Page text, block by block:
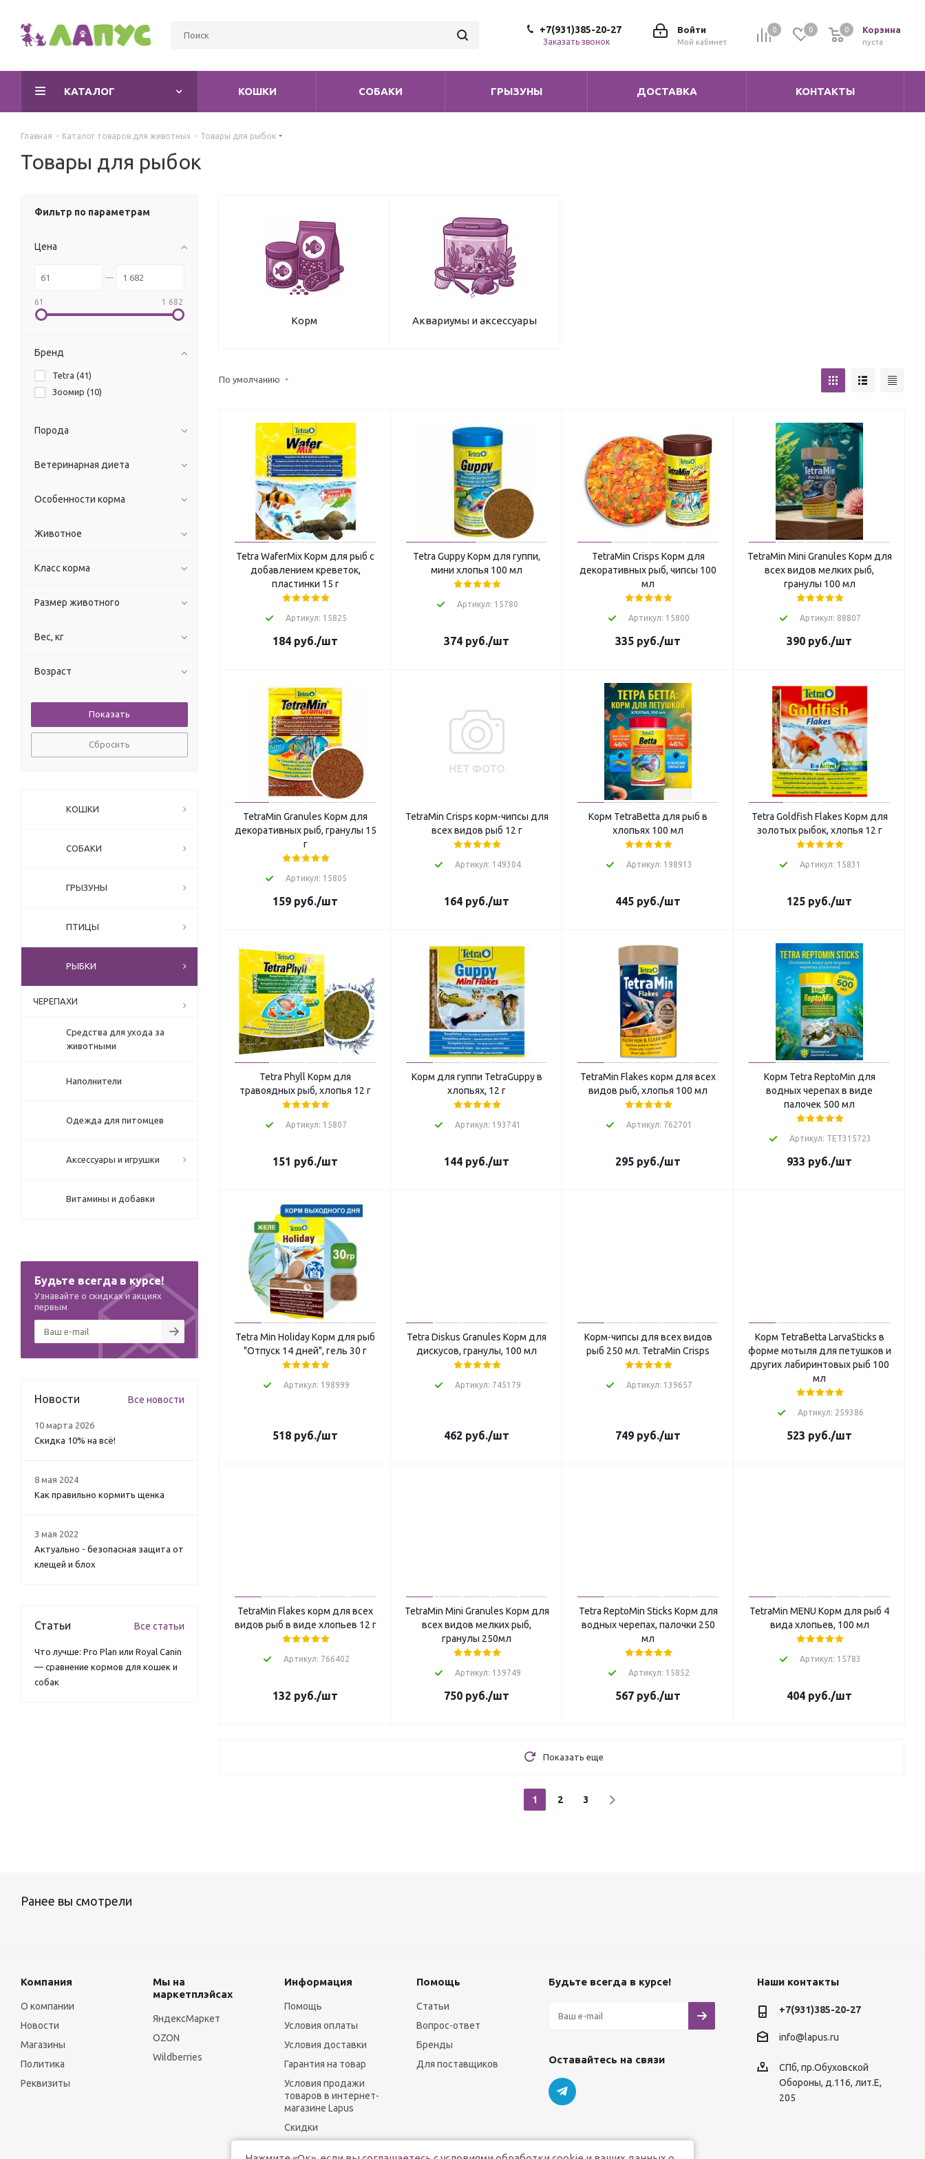
0 0 Корзина
0
пуста
0
Войти
Мой кабинет
+7(931)385-20-27
Заказать звонок
КАТАЛОГ КОШКИ СОБАКИ ГРЫЗУНЫ ДОСТАВКА КОНТАКТЫ
Главная - Каталог товаров для животных - Товары для рыбок
Товары для рыбок
Корм Аквариумы и аксессуары
По умолчанию
Tetra WaferMix Корм для рыб с
добавлением креветок,
пластинки 15 г
Артикул: 15825
184 руб./шт
Tetra Guppy Корм для гуппи,
мини хлопья 100 мл
Артикул: 15780
374 руб./шт
TetraMin Crisps Корм для
декоративных рыб, чипсы 100
мл
Артикул: 15800
335 руб./шт
TetraMin Mini Granules Корм для
всех видов мелких рыб,
гранулы 100 мл
Артикул: 88807
390 руб./шт
TetraMin Granules Корм для
декоративных рыб, гранулы 15
г
Артикул: 15805
159 руб./шт
TetraMin Crisps корм-чипсы для
всех видов рыб 12 г
Артикул: 149304
164 руб./шт
Корм TetraBetta для рыб в
хлопьях 100 мл
Артикул: 198913
445 руб./шт
Tetra Goldfish Flakes Корм для
золотых рыбок, хлопья 12 г
Артикул: 15831
125 руб./шт
Tetra Phyll Корм для
травоядных рыб, хлопья 12 г
Артикул: 15807
151 руб./шт
Корм для гуппи TetraGuppy в
хлопьях, 12 г
Артикул: 193741
144 руб./шт
TetraMin Flakes корм для всех
видов рыб, хлопья 100 мл
Артикул: 762701
295 руб./шт
Корм Tetra ReptoMin для
водных черепах в виде
палочек 500 мл
Артикул: TET315723
933 руб./шт
Tetra Min Holiday Корм для рыб
"Отпуск 14 дней", гель 30 г
Артикул: 198999
518 руб./шт
Tetra Diskus Granules Корм для
дискусов, гранулы, 100 мл
Артикул: 745179
462 руб./шт
Корм-чипсы для всех видов
рыб 250 мл. TetraMin Crisps
Артикул: 139657
749 руб./шт
Корм TetraBetta LarvaSticks в
форме мотыля для петушков и
других лабиринтовых рыб 100
мл
Артикул: 259386
523 руб./шт
TetraMin Flakes корм для всех
видов рыб в виде хлопьев 12 г
Артикул: 766402
132 руб./шт
TetraMin Mini Granules Корм для
всех видов мелких рыб,
гранулы 250мл
Артикул: 139749
750 руб./шт
Tetra ReptoMin Sticks Корм для
водных черепах, палочки 250
мл
Артикул: 15852
567 руб./шт
TetraMin MENU Корм для рыб 4
вида хлопьев, 100 мл
Артикул: 15783
404 руб./шт
Показать еще
1 2 3
Фильтр по параметрам
Цена
61 1 682
Бренд
Tetra (41)
Зоомир (10)
Порода
Ветеринарная диета
Особенности корма
Животное
Класс корма
Размер животного
Вес, кг
Возраст
Сбросить
КОШКИ
СОБАКИ
ГРЫЗУНЫ
ПТИЦЫ
РЫБКИ
ЧЕРЕПАХИ
Средства для ухода за
животными
Наполнители
Одежда для питомцев
Аксессуары и игрушки
Витамины и добавки
Будьте всегда в курсе!
Узнавайте о скидках и акциях
первым
Новости Все новости
10 марта 2026
Скидка 10% на всё!
8 мая 2024
Как правильно кормить щенка
3 мая 2022
Актуально - безопасная защита от
клещей и блох
Статьи Все статьи
Что лучше: Pro Plan или Royal Canin
— сравнение кормов для кошек и
собак
Ранее вы смотрели
Компания
О компании
Новости
Магазины
Политика
Реквизиты
Мы на
маркетплэйсах
ЯндексМаркет
OZON
Wildberries
Информация
Помощь
Условия оплаты
Условия доставки
Гарантия на товар
Условия продажи
товаров в интернет-
магазине Lapus
Скидки
Помощь
Статьи
Вопрос-ответ
Бренды
Для поставщиков
Будьте всегда в курсе!
Оставайтесь на связи
Наши контакты
+7(931)385-20-27
info@lapus.ru
СПб, пр.Обуховской
Обороны, д.116, лит.Е,
205